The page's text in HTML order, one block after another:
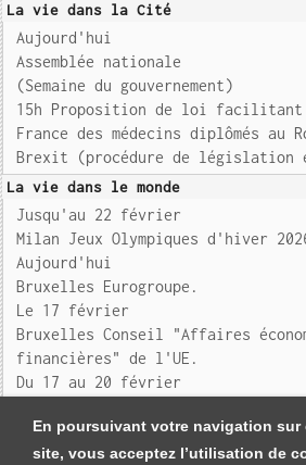
En poursuivant votre navigation sur
site, vous acceptez l’utilisation de
La vie dans la Cité
Aujourd'hui
Assemblée nationale
(Semaine du gouvernement)
15h Proposition de loi
France des médecins diplômés au
Brexit (procédure de législation
La vie dans le monde
Jusqu'au 22 février
Milan Jeux Olympiques d'hiver
Aujourd'hui
Bruxelles Eurogroupe.
Le 17 février
Bruxelles Conseil "Affaires
financières" de l'UE.
Du 17 au 20 février